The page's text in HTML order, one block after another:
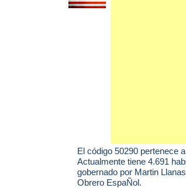
El código 50290 pertenece
Actualmente tiene 4.691
gobernado por Martin
Obrero EspaÑol.